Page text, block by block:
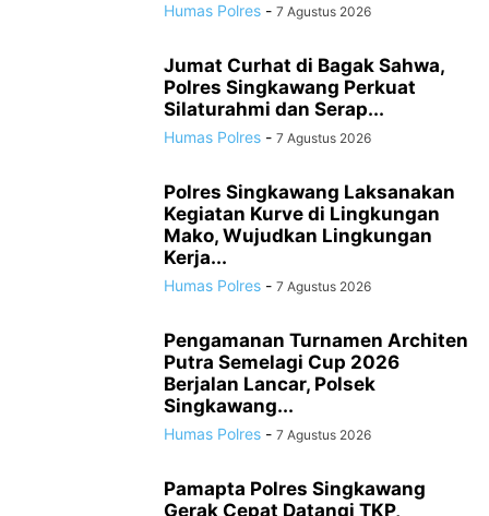
Humas Polres - 7 Agustus 2026
Jumat Curhat di Bagak Sahwa,
Polres Singkawang Perkuat
Silaturahmi dan Serap...
Humas Polres - 7 Agustus 2026
Polres Singkawang Laksanakan
Kegiatan Kurve di Lingkungan
Mako, Wujudkan Lingkungan
Kerja...
Humas Polres - 7 Agustus 2026
Pengamanan Turnamen Architen
Putra Semelagi Cup 2026
Berjalan Lancar, Polsek
Singkawang...
Humas Polres - 7 Agustus 2026
Pamapta Polres Singkawang
Gerak Cepat Datangi TKP,